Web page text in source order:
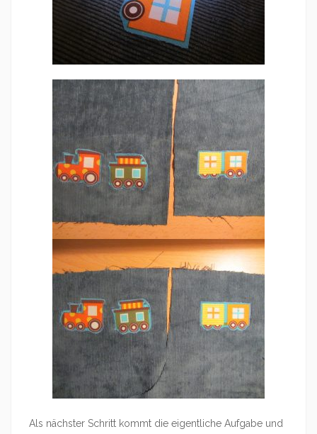
Als nächster Schritt kommt die eigentliche Aufgabe und